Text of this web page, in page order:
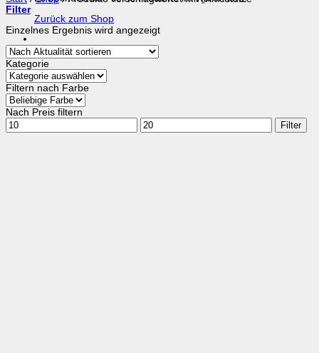
Zurück zum Shop
Filter
Einzelnes Ergebnis wird angezeigt
Kategorie
Filtern nach Farbe
Nach Preis filtern
Min.
Preis
Max.
Preis
Filter